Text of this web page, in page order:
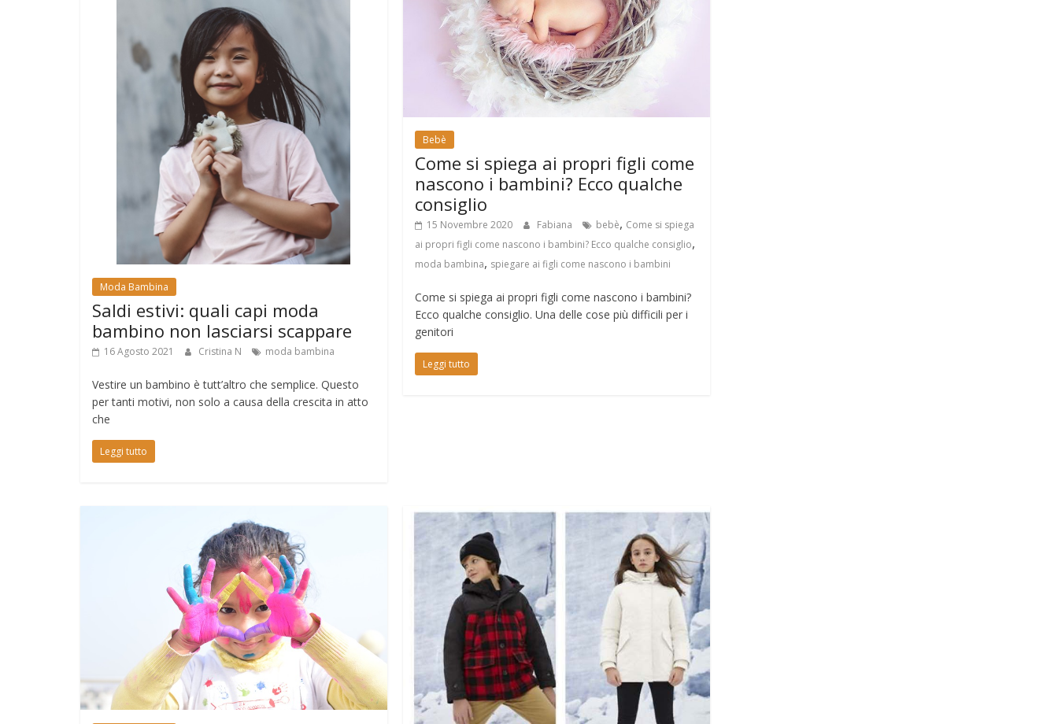
Moda Bambina
Saldi estivi: quali capi moda
bambino non lasciarsi scappare
16 Agosto 2021 Cristina N moda bambina
Vestire un bambino è tutt’altro che semplice. Questo
per tanti motivi, non solo a causa della crescita in atto
che
Leggi tutto
Bebè
Come si spiega ai propri figli come
nascono i bambini? Ecco qualche
consiglio
15 Novembre 2020 Fabiana bebè, Come si spiega
ai propri figli come nascono i bambini? Ecco qualche consiglio,
moda bambina, spiegare ai figli come nascono i bambini
Come si spiega ai propri figli come nascono i bambini?
Ecco qualche consiglio. Una delle cose più difficili per i
genitori
Leggi tutto